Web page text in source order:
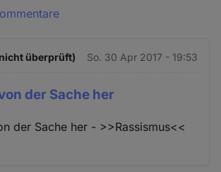
überprüft) So. 30 Apr 2017 - 19:53
der Sache her
der Sache her - >>Rassismus<<